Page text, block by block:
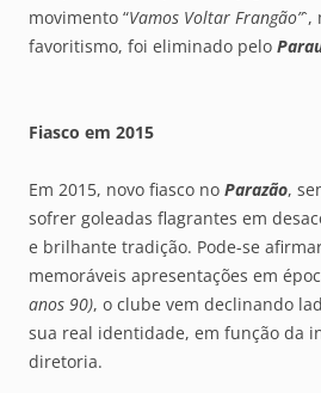
movimento “Vamos Voltar Frangão”`,
favoritismo, foi eliminado pelo
Fiasco em 2015
Em 2015, novo fiasco no Parazão,
sofrer goleadas flagrantes em
e brilhante tradição. Pode-se
memoráveis apresentações em
anos 90), o clube vem declinando
sua real identidade, em função da
diretoria.